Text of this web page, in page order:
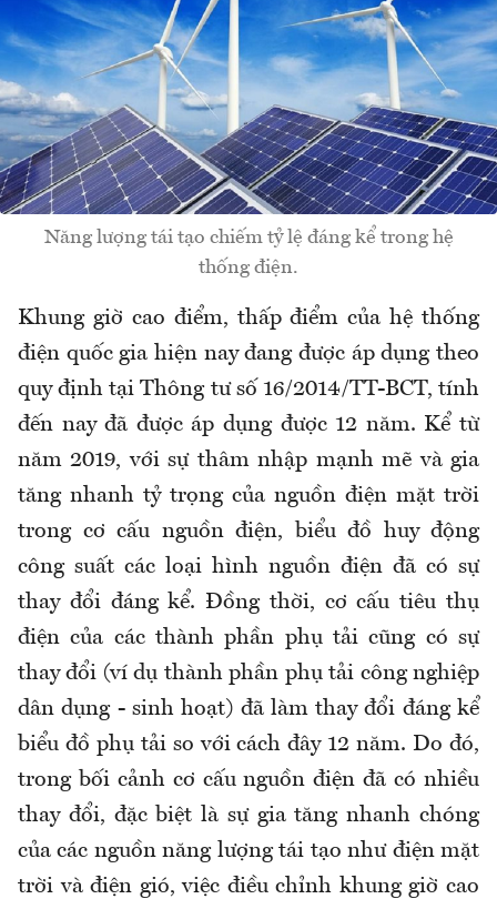
Năng lượng tái tạo chiếm tỷ lệ đáng kể trong hệ
thống điện.
Khung giờ cao điểm, thấp điểm của hệ thống
điện quốc gia hiện nay đang được áp dụng theo
quy định tại Thông tư số 16/2014/TT-BCT, tính
đến nay đã được áp dụng được 12 năm. Kể từ
năm 2019, với sự thâm nhập mạnh mẽ và gia
tăng nhanh tỷ trọng của nguồn điện mặt trời
trong cơ cấu nguồn điện, biểu đồ huy động
công suất các loại hình nguồn điện đã có sự
thay đổi đáng kể. Đồng thời, cơ cấu tiêu thụ
điện của các thành phần phụ tải cũng có sự
thay đổi (ví dụ thành phần phụ tải công nghiệp
dân dụng - sinh hoạt) đã làm thay đổi đáng kể
biểu đồ phụ tải so với cách đây 12 năm. Do đó,
trong bối cảnh cơ cấu nguồn điện đã có nhiều
thay đổi, đặc biệt là sự gia tăng nhanh chóng
của các nguồn năng lượng tái tạo như điện mặt
trời và điện gió, việc điều chỉnh khung giờ cao